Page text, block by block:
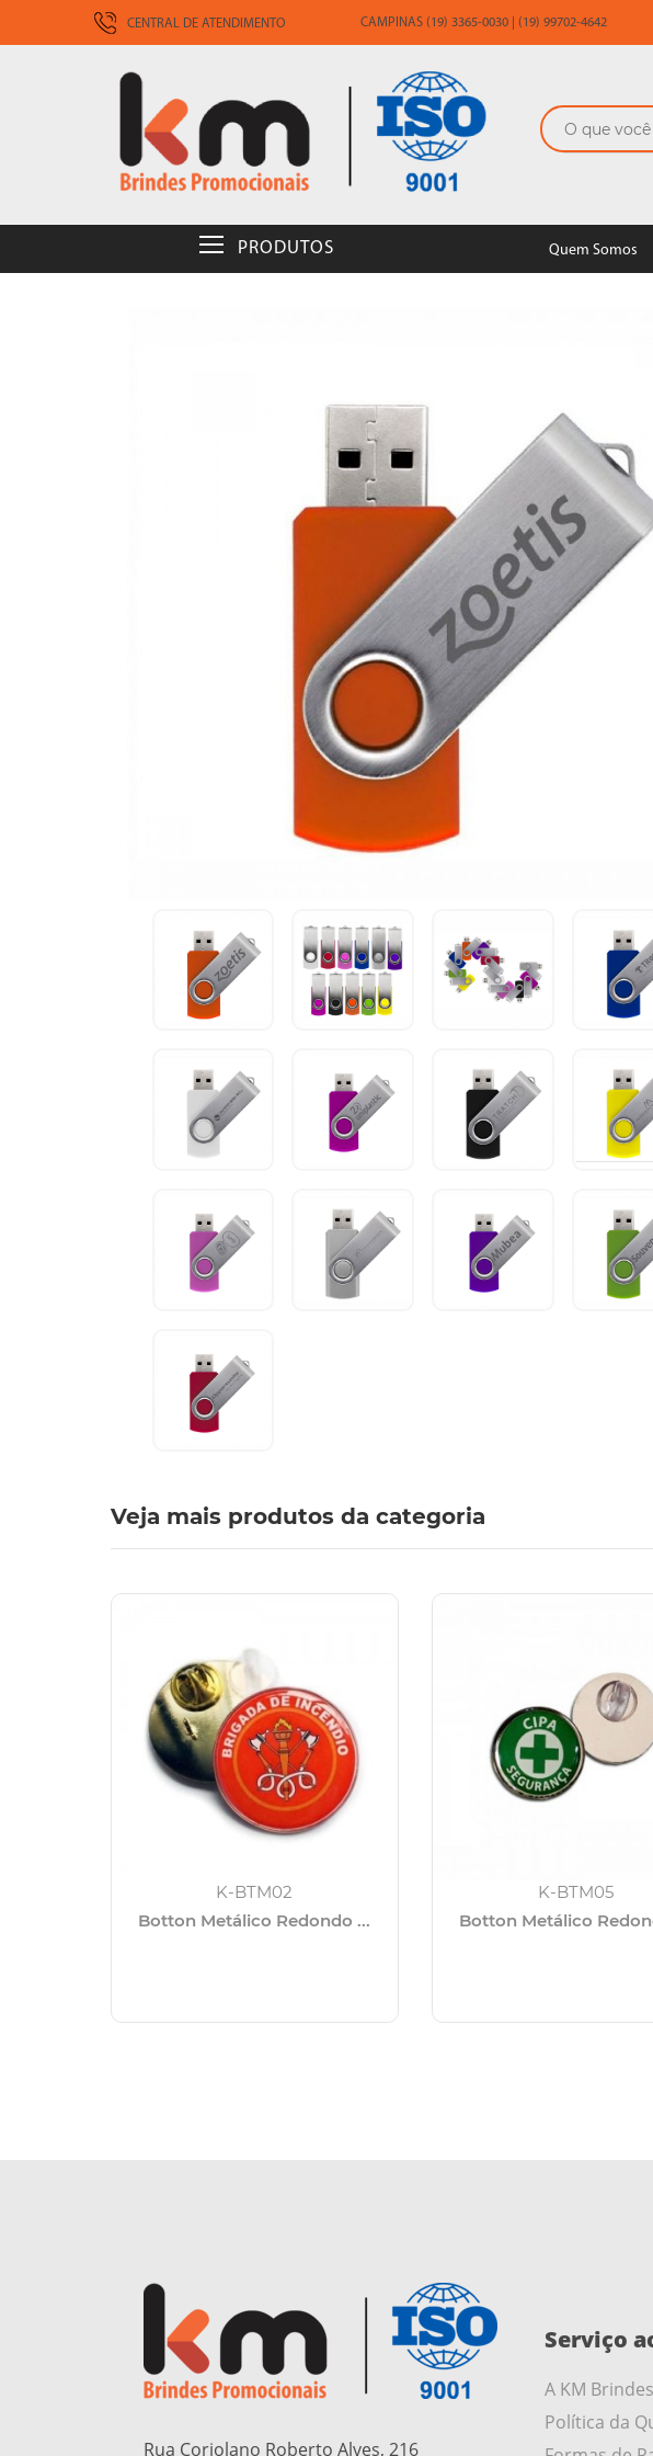
CENTRAL DE ATENDIMENTO CAMPINAS (19) 3365-0030 | (19) 99702-4642
PRODUTOS Quem Somos
Veja mais produtos da categoria
K-BTM02
Botton Metálico Redondo ...
K-BTM05
Botton Metálico
Rua Coriolano Roberto Alves, 216
Serviço
A KM
Política da